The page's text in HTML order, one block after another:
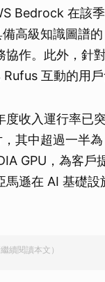
Bedrock 在該
高級知識圖譜
作。此外，針
互動的用戶
收入運行率已
其中超過一半
GPU，為客戶
遜在 AI 基礎
續閱讀本文）